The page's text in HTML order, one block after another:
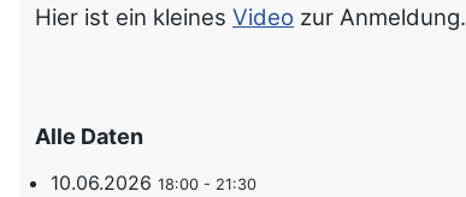
Hier ist ein kleinesVideo zur Anmeldung.
Alle Daten
10.06.2026 18:00 - 21:30